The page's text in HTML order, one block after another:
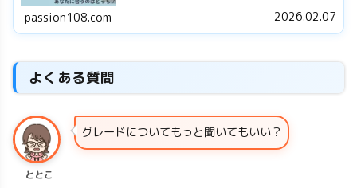
passion108.com 2026.02.07
よくある質問
ととこ
グレードについてもっと聞いてもいい？